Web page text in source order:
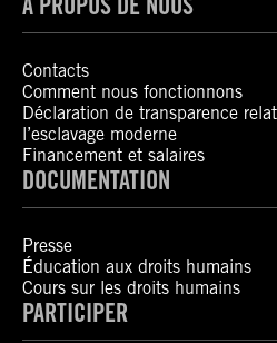
Contacts
Comment nous fonctionnons
Déclaration de transparence
l’esclavage moderne
Financement et salaires
DOCUMENTATION
Presse
Éducation aux droits humains
Cours sur les droits humains
PARTICIPER